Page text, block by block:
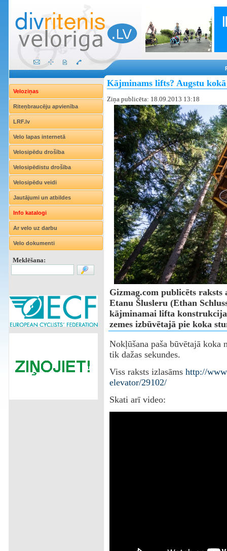
Veloziņas
Riteņbraucēju apvienība
LRF.lv
Velo lapas internetā
Velosipēdu drošība
Velosipēdistu drošība
Velosipēdu veidi
Jautājumi un atbildes
Info katalogi
Ar velo uz darbu
Velo dokumenti
Meklēšana:
Kājminams lifts? Augstu
Ziņa publicēta: 18.09.2013 13:18
Gizmag.com publicēts raksts
Etanu Šlusleru (Ethan
kājminamai lifta
zemes izbūvētajā pie koka
Nokļūšana paša būvētajā koka
tik dažas sekundes.
Viss raksts izlasāms http://
elevator/29102/
Skati arī video: